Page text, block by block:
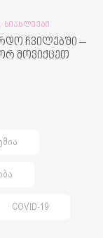
ᲡᲘᲐᲮᲚᲔᲔᲑᲘ
ჩვილებში –
მოვიქცეთ
COVID-19